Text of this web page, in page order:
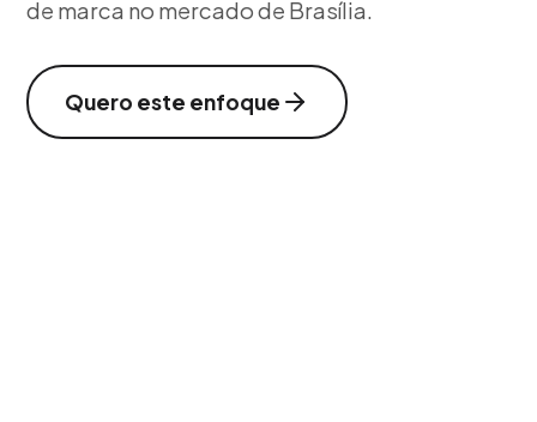
de marca no mercado de Brasília.
Quero este enfoque